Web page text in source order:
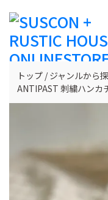
トップ ジャンルから
ANTIPAST 刺繍ハンカ